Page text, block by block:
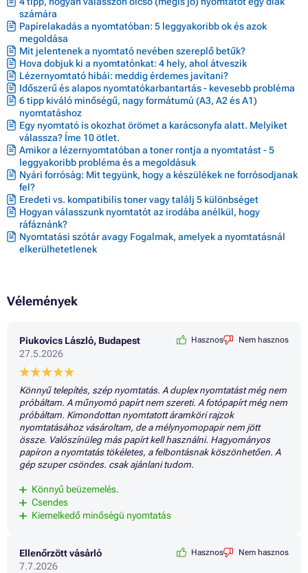
számára
Papírelakadás a nyomtatóban: 5 leggyakoribb ok és azok
megoldása
Mit jelentenek a nyomtató nevében szereplő betűk?
Hova dobjuk ki a nyomtatónkat: 4 hely, ahol átveszik
Lézernyomtató hibái: meddig érdemes javítani?
Időszerű és alapos nyomtatókarbantartás - kevesebb probléma
6 tipp kiváló minőségű, nagy formátumú (A3, A2 és A1)
nyomtatáshoz
Egy nyomtató is okozhat örömet a karácsonyfa alatt. Melyiket
válassza? Íme 10 ötlet.
Amikor a lézernyomtatóban a toner rontja a nyomtatást - 5
leggyakoribb probléma és a megoldásuk
Nyári forróság: Mit tegyünk, hogy a készülékek ne forrósodjanak
fel?
Eredeti vs. kompatibilis toner vagy találj 5 különbséget
Hogyan válasszunk nyomtatót az irodába anélkül, hogy
ráfáznánk?
Nyomtatási szótár avagy Fogalmak, amelyek a nyomtatásnál
elkerülhetetlenek
Vélemények
Piukovics László, Budapest
27.5.2026
Hasznos Nem hasznos
Könnyű telepítés, szép nyomtatás. A duplex nyomtatást még nem
próbáltam. A műnyomó papírt nem szereti. A fotópapírt még nem
próbáltam. Kimondottan nyomtatott áramköri rajzok
nyomtatásához vásároltam, de a mélynyomopapir nem jött
össze. Valószínüleg más papírt kell használni. Hagyományos
papíron a nyomtatás tökéletes, a felbontásnak köszönhetően. A
gép szuper csöndes. csak ajánlani tudom.
Könnyű beüzemelés.
Csendes
Kiemelkedő minőségü nyomtatás
Ellenőrzött vásárló
7.7.2026
Hasznos Nem hasznos